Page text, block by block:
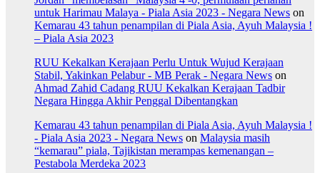
untuk Harimau Malaya - Piala Asia 2023 - Negara News on
Kemarau 43 tahun penampilan di Piala Asia, Ayuh Malaysia !
– Piala Asia 2023
RUU Kekalkan Kerajaan Perlu Untuk Wujud Kerajaan
Stabil, Yakinkan Pelabur - MB Perak - Negara News on
Ahmad Zahid Cadang RUU Kekalkan Kerajaan Tadbir
Negara Hingga Akhir Penggal Dibentangkan
Kemarau 43 tahun penampilan di Piala Asia, Ayuh Malaysia !
- Piala Asia 2023 - Negara News on Malaysia masih
“kemarau” piala, Tajikistan merampas kemenangan –
Pestabola Merdeka 2023